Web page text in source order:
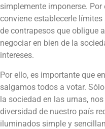
simplemente imponerse.
conviene establecerle
de contrapesos que obligue
negociar en bien de la
intereses.
Por ello, es importante que
salgamos todos a votar.
la sociedad en las urnas,
diversidad de nuestro país
iluminados simple y